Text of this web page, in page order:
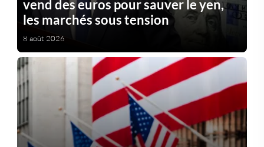
vend des euros pour sauver le yen,
les marchés sous tension
8 août 2026